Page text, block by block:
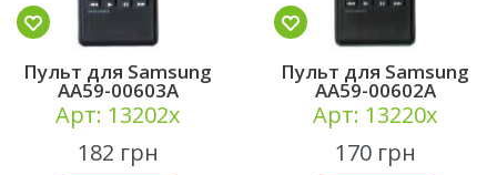
Пульт для Samsung
AA59-00603A
Арт: 13202x
182 грн
Пульт для Samsung
AA59-00602A
Арт: 13220x
170 грн